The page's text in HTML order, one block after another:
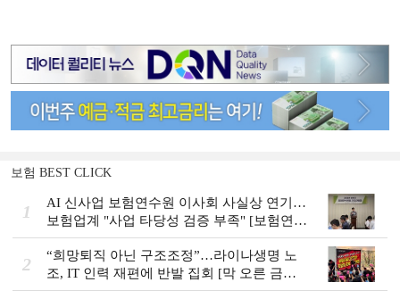
보험 BEST CLICK
1
AI 신사업 보험연수원 이사회 사실상 연기…
보험업계 "사업 타당성 검증 부족" [보험연수
원 AI사업 논란]
2
“희망퇴직 아닌 구조조정”…라이나생명 노
조, IT 인력 재편에 반발 집회 [막 오른 금융
권 하투(夏鬪)]